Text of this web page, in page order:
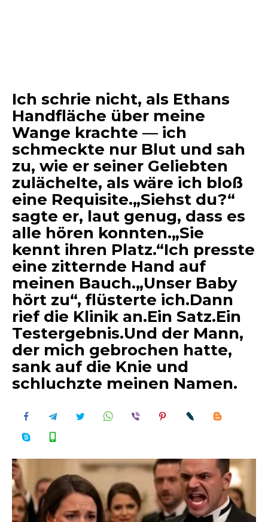
Ich schrie nicht, als Ethans
Handfläche über meine
Wange krachte — ich
schmeckte nur Blut und sah
zu, wie er seiner Geliebten
zulächelte, als wäre ich bloß
eine Requisite.„Siehst du?“
sagte er, laut genug, dass es
alle hören konnten.„Sie
kennt ihren Platz.“Ich presste
eine zitternde Hand auf
meinen Bauch.„Unser Baby
hört zu“, flüsterte ich.Dann
rief die Klinik an.Ein Satz.Ein
Testergebnis.Und der Mann,
der mich gebrochen hatte,
sank auf die Knie und
schluchzte meinen Namen.